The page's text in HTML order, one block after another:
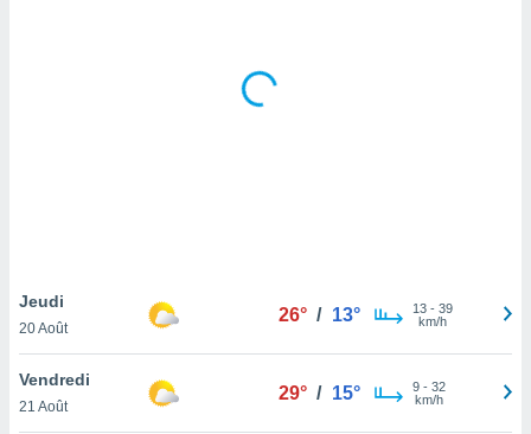
notre
que
Jeudi
20 Août
26° / 13° 13- 39
km/h
Vendredi
21 Août
29° / 15° 9- 32
km/h